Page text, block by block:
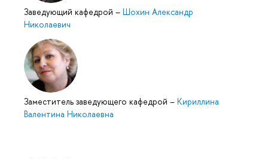
Заведующий кафедрой – Шохин Александр
Николаевич
Заместитель заведующего кафедрой – Кириллина
Валентина Николаевна